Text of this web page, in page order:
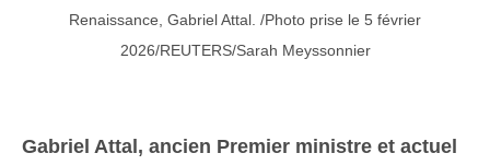
Renaissance, Gabriel Attal. /Photo prise le 5 février
2026/REUTERS/Sarah Meyssonnier
Gabriel Attal, ancien Premier ministre et actuel